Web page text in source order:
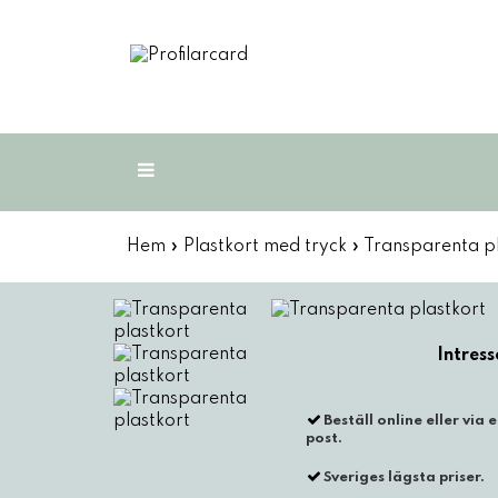
Plastkort med tryck
RFID
Folierade påsar
Hem » Plastkort med tryck » Transparenta
Beställ online eller via
post.
Sveriges lägsta priser.